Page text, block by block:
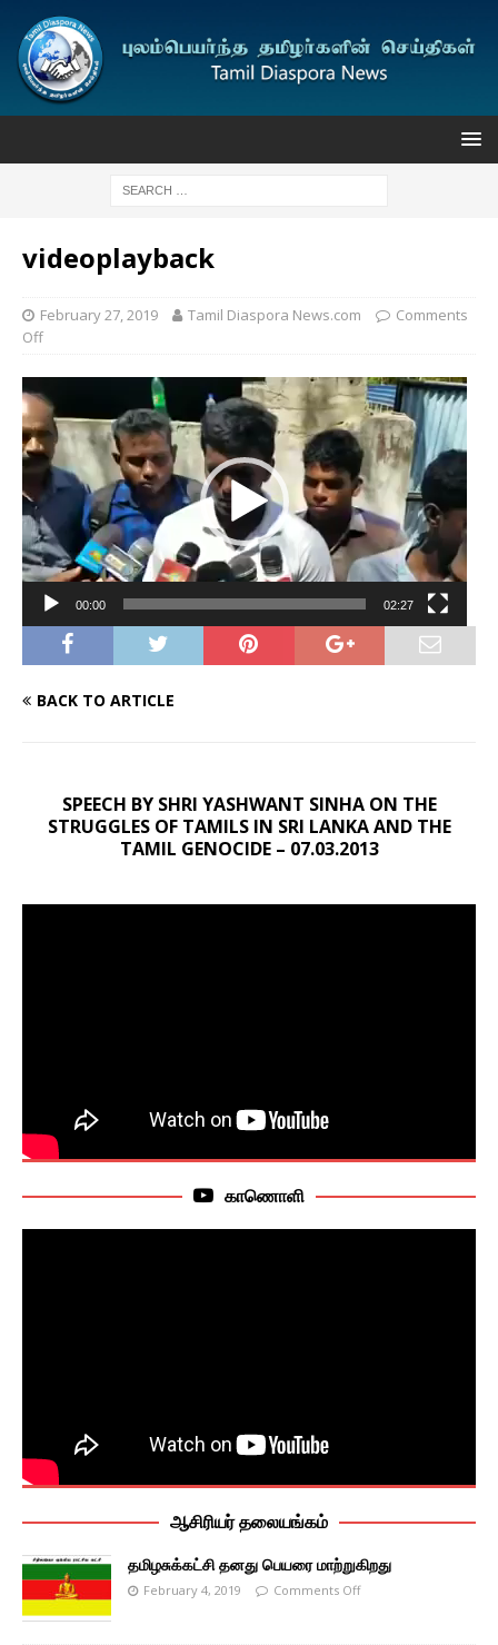
videoplayback
February 27, 2019 Tamil Diaspora News.com
Comments
Off
Video
Player
00:00 02:27
BACK TO ARTICLE
SPEECH BY SHRI YASHWANT SINHA ON THE
STRUGGLES OF TAMILS IN SRI LANKA AND THE
TAMIL GENOCIDE – 07.03.2013
காணொளி
ஆசிரியர் தலையங்கம்
தமிழசுக்கட்சி தனது பெயரை மாற்றுகிறது
February 4, 2019 Comments Off